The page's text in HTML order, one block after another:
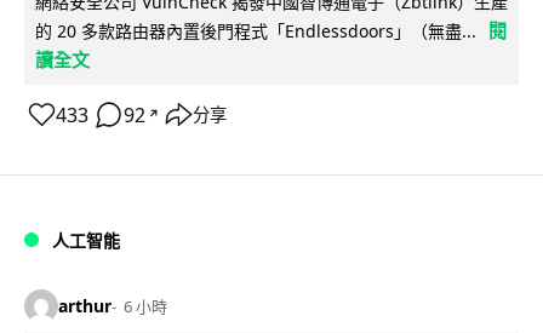
的 20 多款路由器內置後門程式「Endlessdoors」（無盡...
閱
讀全文
433 92 ↗ 分享
人工智能
arthur 6 小時